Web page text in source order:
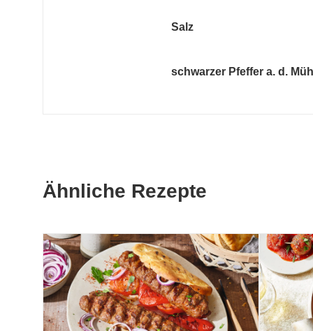
Salz
schwarzer Pfeffer a. d.
Ähnliche Rezepte